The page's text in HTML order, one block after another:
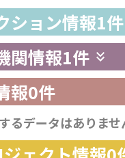
ション情報1件
関情報1件
報0件
るデータはありませ